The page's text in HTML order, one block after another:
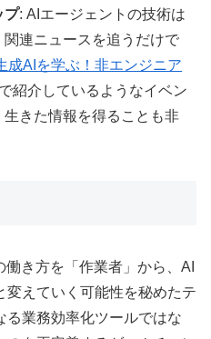
プ: AIエージェントの技術は
連ニュースを追うだけで
成AIを学ぶ！非エンジニア
で紹介しているようなイベン
生きた情報を得ることも非
き方を「作業者」から、AI
変えていく可能性を秘めたテ
る業務効率化ツールではな